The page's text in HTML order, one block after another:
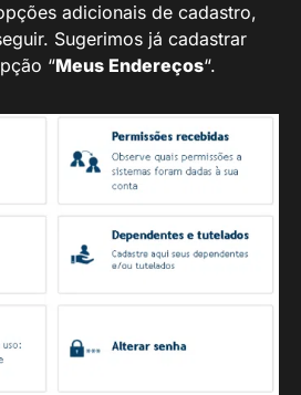
adicionais de cadastro,
Sugerimos já cadastrar
“Meus Endereços“.